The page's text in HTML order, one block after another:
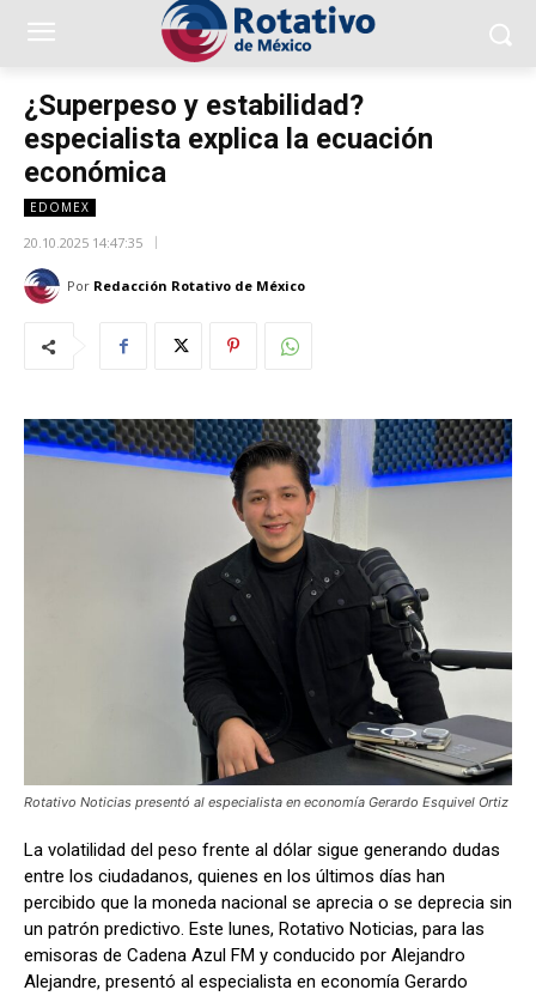
¿Superpeso y estabilidad?
especialista explica la ecuación
económica
EDOMEX
20.10.2025 14:47:35
Por Redacción Rotativo de México
Rotativo Noticias presentó al especialista en economía Gerardo Esquivel Ortiz
La volatilidad del peso frente al dólar sigue generando dudas
entre los ciudadanos, quienes en los últimos días han
percibido que la moneda nacional se aprecia o se deprecia sin
un patrón predictivo. Este lunes, Rotativo Noticias, para las
emisoras de Cadena Azul FM y conducido por Alejandro
Alejandre, presentó al especialista en economía Gerardo